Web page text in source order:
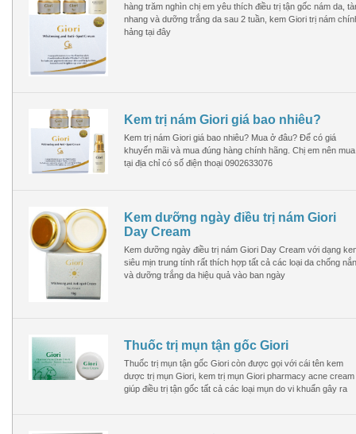
hàng trăm nghìn chị em yêu thích điều trị tận gốc nám da,
nhang và dưỡng trắng da sau 2 tuần, kem Giori trị nám
hảng tại đây
Kem trị nám Giori giá bao nhiêu?
Kem trị nám Giori giá bao nhiêu? Mua ở đâu? Để có giá
khuyến mãi và mua đúng hàng chính hãng. Chị em nên mua
tại địa chỉ có số điện thoại 0902633076
Kem dưỡng ngày điều trị nám Giori
Day Cream
Kem dưỡng ngày điều trị nám Giori Day Cream với dạng
siêu mịn trung tính rất thích hợp tất cả các loại da chống
và dưỡng trắng da hiệu quả vào ban ngày
Thuốc trị mụn tận gốc Giori
Thuốc trị mụn tận gốc Giori còn được gọi với cái tên kem
dược trị mụn Giori, kem trị mụn Giori pharmacy acne cream
giúp điều trị tận gốc tất cả các loại mụn do vi khuẩn gây ra
2,500,000 VND
Bộ Mỹ Phẩm Kayoko Plus Chính Hãng
2,900,000 VND
Bộ Mỹ Phẩm Meiya Màu
Hãng Nhật Bản
3,500,000 VND